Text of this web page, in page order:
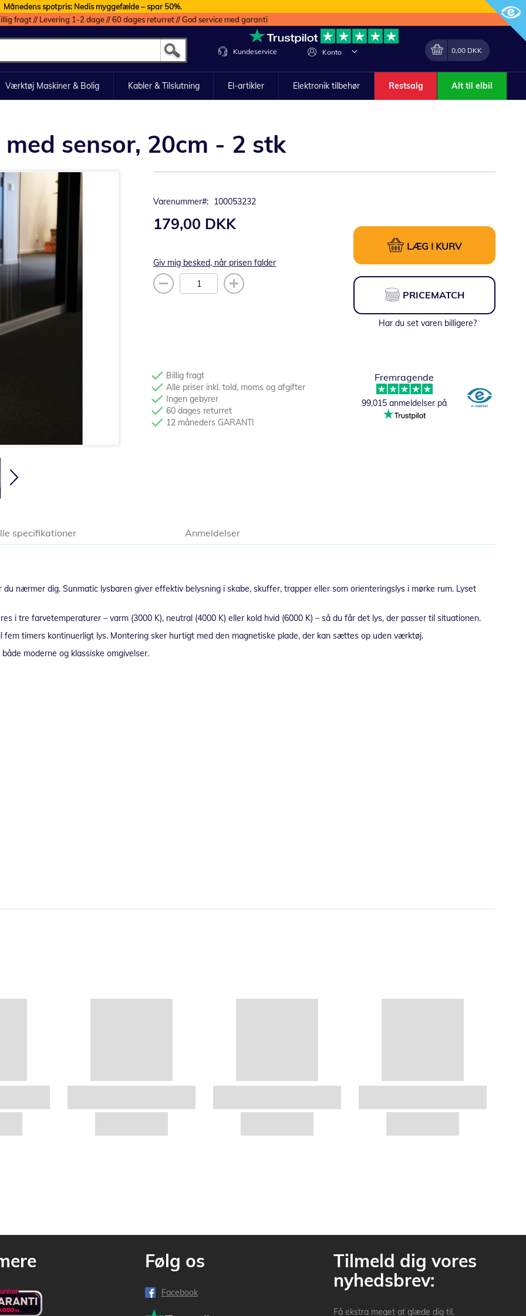
Månedens spotpris: Nedis myggefælde – spar 50%.
fragt // Levering 1-2 dage // 60 dages returret // God service med garanti
Konto
Lave
Min indkøbskurv
0,00 DKK
Kundeservice
Værktøj Maskiner & Bolig Kabler & Tilslutning El-artikler Elektronik tilbehør Restsalg Alt til elbil
sensor, 20cm - 2 stk
Varenummer 100053232
179,00 DKK
Giv mig besked, når prisen falder
LÆG I KURV
PRICEMATCH
Har du set varen billigere?
Billig fragt
Alle priser inkl. told, moms og afgifter
Ingen gebyrer
60 dages returret
12 måneders GARANTI
Fremragende
99,015 anmeldelser på
nærmer dig. Sunmatic lysbaren giver effektiv belysning i skabe, skuffer, trapper eller som orienteringslys i mørke rum. Lyset
i tre farvetemperaturer – varm (3000 K), neutral (4000 K) eller kold hvid (6000 K) – så du får det lys, der passer til situationen.
timers kontinuerligt lys. Montering sker hurtigt med den magnetiske plade, der kan sættes op uden værktøj.
moderne og klassiske omgivelser.
specifikationer Anmeldelser
Følg os
Facebook
Tilmeld dig vores
nyhedsbrev:
Få ekstra meget at glæde dig til.